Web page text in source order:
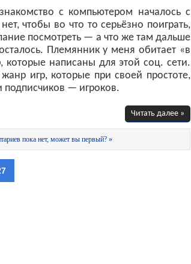
с компьютером началось с
чтобы во что то серьёзно поиграть,
посмотреть — а что же там дальше
Племянник у меня обитает «в
которые написаны для этой соц. сети.
игр, которые при своей простоте,
подписчиков — игроков.
Читать далее »
пока нет, может вы первый? »